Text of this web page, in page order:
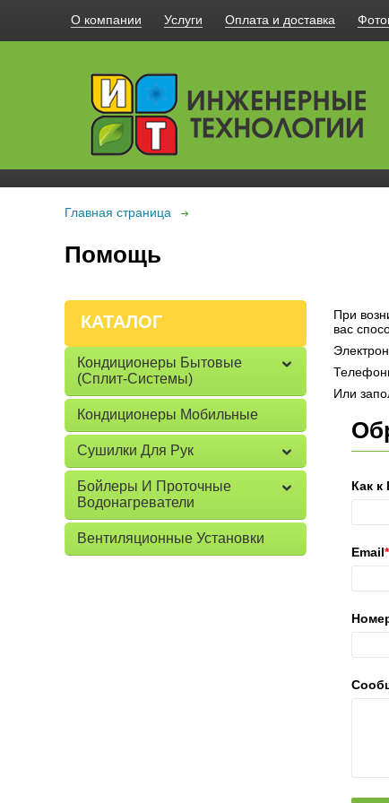
О компании Услуги Оплата и доставка
Главная страница
Помощь
КАТАЛОГ
Кондиционеры Бытовые
(сплит-Системы)
Кондиционеры Мобильные
Сушилки Для Рук
Бойлеры И Проточные
Водонагреватели
Вентиляционные Установки
При
вас
Или
Как
Email*